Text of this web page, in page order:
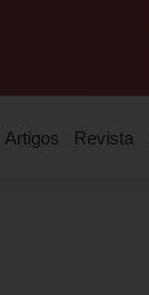
Artigos Revista